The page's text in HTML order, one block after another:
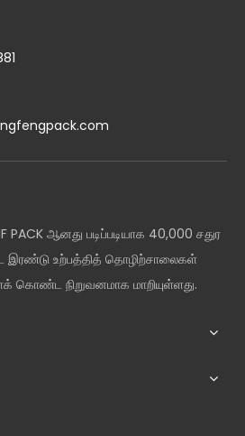
ஆனது படிப்படியாக 40,000 சதுர
உற்பத்தித் தொழிற்சாலைகள்
கொண்ட நிறுவனமாக மாறியுள்ளது.